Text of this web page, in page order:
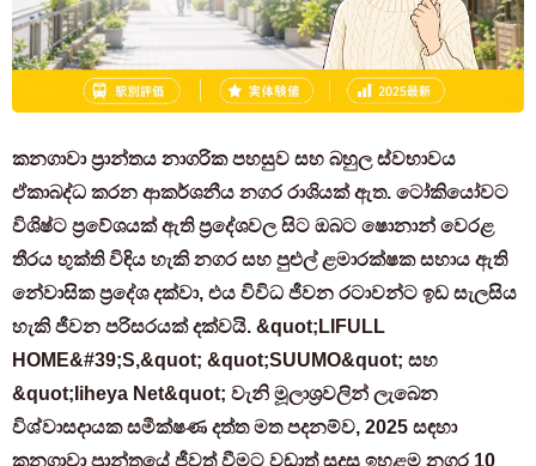
කනගාවා ප්‍රාන්තය නාගරික පහසුව සහ බහුල ස්වභාවය
ඒකාබද්ධ කරන ආකර්ශනීය නගර රාශියක් ඇත. ටෝකියෝවට
විශිෂ්ට ප්‍රවේශයක් ඇති ප්‍රදේශවල සිට ඔබට ෂොනාන් වෙරළ
තීරය භුක්ති විඳිය හැකි නගර සහ පුළුල් ළමාරක්ෂක සහාය ඇති
නේවාසික ප්‍රදේශ දක්වා, එය විවිධ ජීවන රටාවන්ට ඉඩ සැලසිය
හැකි ජීවන පරිසරයක් දක්වයි. &quot;LIFULL
HOME&#39;S,&quot; &quot;SUUMO&quot; සහ
&quot;Iiheya Net&quot; වැනි මූලාශ්‍රවලින් ලැබෙන
විශ්වාසදායක සමීක්ෂණ දත්ත මත පදනම්ව, 2025 සඳහා
කනගාවා ප්‍රාන්තයේ ජීවත් වීමට වඩාත් සුදුසු ඉහළම නගර 10